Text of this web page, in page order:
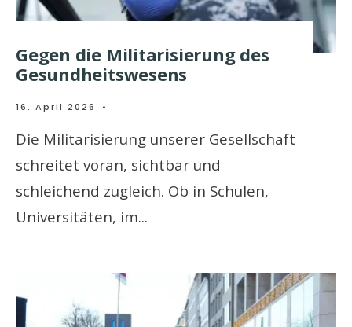
Gegen die Militarisierung des
Gesundheitswesens
16. April 2026 •
Die Militarisierung unserer Gesellschaft
schreitet voran, sichtbar und
schleichend zugleich. Ob in Schulen,
Universitäten, im...